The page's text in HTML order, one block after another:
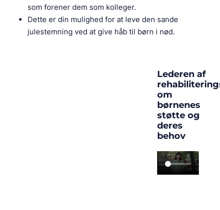
som forener dem som kolleger.
Dette er din mulighed for at leve den sande
julestemning ved at give håb til børn i nød.
Lederen af
om
børnenes
støtte og
deres
behov